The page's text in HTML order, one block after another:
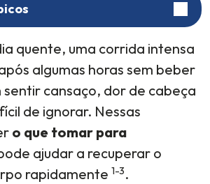
quente, uma corrida intensa
algumas horas sem beber
sentir cansaço, dor de cabeça
de ignorar. Nessas
o que tomar para
ajudar a recuperar o
rapidamente 1-3.